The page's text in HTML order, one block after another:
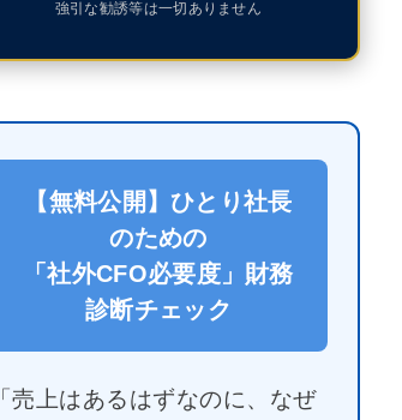
強引な勧誘等は一切ありません
【無料公開】ひとり社長
のための
「社外CFO必要度」財務
診断チェック
「売上はあるはずなのに、なぜ